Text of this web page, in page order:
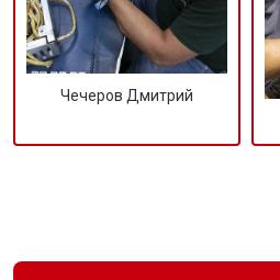
Чечеров Дмитрий